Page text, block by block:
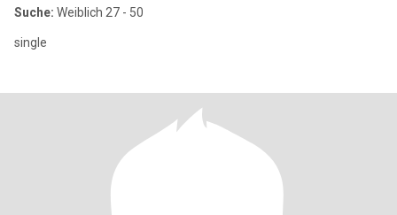
Suche: Weiblich 27 - 50
single